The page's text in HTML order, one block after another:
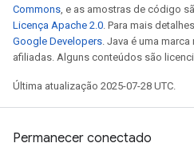
Commons, e as amostras de código
Licença Apache 2.0. Para mais
Google Developers. Java é uma
afiliadas. Alguns conteúdos são
Última atualização 2025-07-28 UTC.
Permanecer conectado